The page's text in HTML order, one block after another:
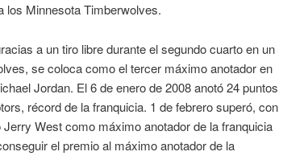
los Minnesota Timberwolves.
a un tiro libre durante el segundo cuarto en un
se coloca como el tercer máximo anotador en
Jordan. El 6 de enero de 2008 anotó 24 puntos
récord de la franquicia. 1 de febrero superó, con
West como máximo anotador de la franquicia
el premio al máximo anotador de la